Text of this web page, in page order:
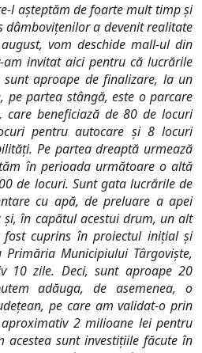
l așteptăm de foarte mult timp și
dâmbovițenilor a devenit realitate
vom deschide mall-ul din
am invitat aici pentru că lucrările
aproape de finalizare, la un
pe partea stângă, este o parcare
care beneficiază de 80 de locuri
pentru autocare și 8 locuri
Pe partea dreaptă urmează
în perioada următoare o altă
de locuri. Sunt gata lucrările de
cu apă, de preluare a apei
în capătul acestui drum, un alt
cuprins în proiectul inițial și
Municipiului Târgoviște,
10 zile. Deci, sunt aproape 20
adăuga, de asemenea, o
pe care am validat-o prin
2 milioane lei pentru
acestea sunt investițiile făcute în